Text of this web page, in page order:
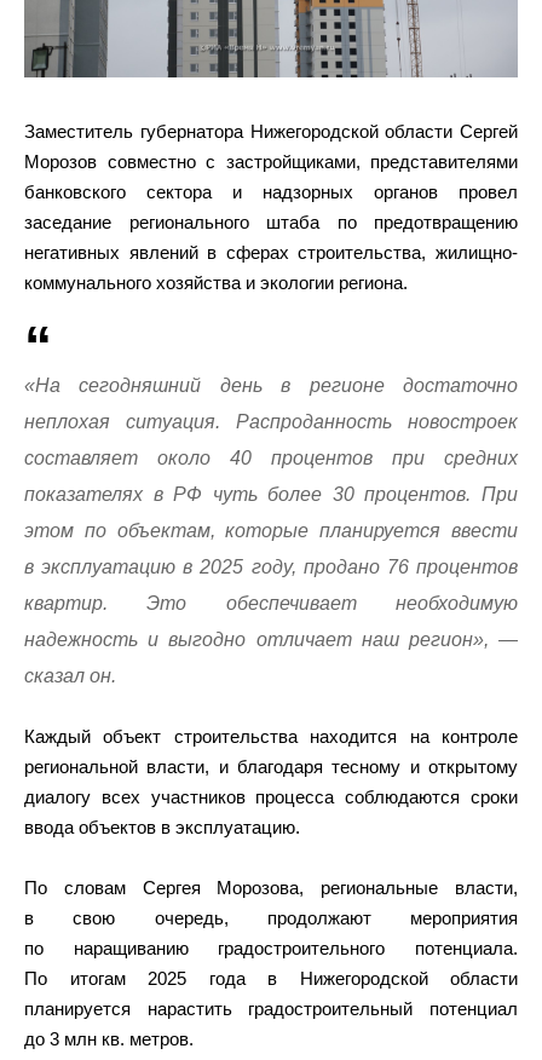
Заместитель губернатора Нижегородской области Сергей
Морозов совместно с застройщиками, представителями
банковского сектора и надзорных органов провел
заседание регионального штаба по предотвращению
негативных явлений в сферах строительства, жилищно-
коммунального хозяйства и экологии региона.
«На сегодняшний день в регионе достаточно
неплохая ситуация. Распроданность новостроек
составляет около 40 процентов при средних
показателях в РФ чуть более 30 процентов. При
этом по объектам, которые планируется ввести
в эксплуатацию в 2025 году, продано 76 процентов
квартир. Это обеспечивает необходимую
надежность и выгодно отличает наш регион», —
сказал он.
Каждый объект строительства находится на контроле
региональной власти, и благодаря тесному и открытому
диалогу всех участников процесса соблюдаются сроки
ввода объектов в эксплуатацию.
По словам Сергея Морозова, региональные власти,
в свою очередь, продолжают мероприятия
по наращиванию градостроительного потенциала.
По итогам 2025 года в Нижегородской области
планируется нарастить градостроительный потенциал
до 3 млн кв. метров.